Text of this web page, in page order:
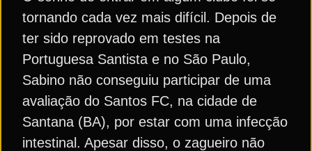
tornando cada vez mais difícil. Depois de
ter sido reprovado em testes na
Portuguesa Santista e no São Paulo,
Sabino não conseguiu participar de uma
avaliação do Santos FC, na cidade de
Santana (BA), por estar com uma infecção
intestinal. Apesar disso, o zagueiro não